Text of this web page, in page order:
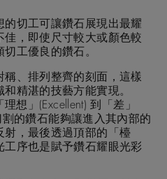
切工可讓鑽石展現出最耀
佳，即使尺寸較大或顏色較
工優良的鑽石。
、排列整齊的刻面，這樣
精湛的技藝方能實現。
想」(Excellent) 到「差」
的鑽石能夠讓進入其內部的
，最後透過頂部的「檯
工序也是賦予鑽石耀眼光彩